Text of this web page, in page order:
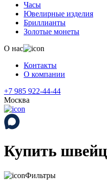
Часы
Ювелирные изделия
Бриллианты
Золотые монеты
О нас
Контакты
О компании
+7 985 922-44-44
Москва
Купить
Фильтры